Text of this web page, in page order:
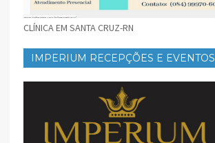
CLÍNICA EM SANTA CRUZ-RN
IMPERIUM RECEPÇÕES E EVENTOS